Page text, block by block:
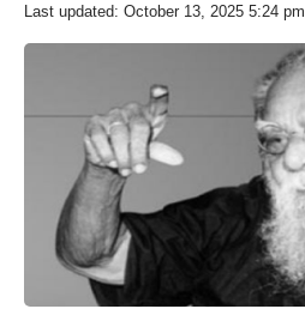
Last updated: October 13, 2025 5:24 pm